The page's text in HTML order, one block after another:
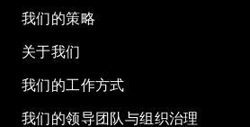
我们的策略
关于我们
我们的工作方式
我们的领导团队与组织治理